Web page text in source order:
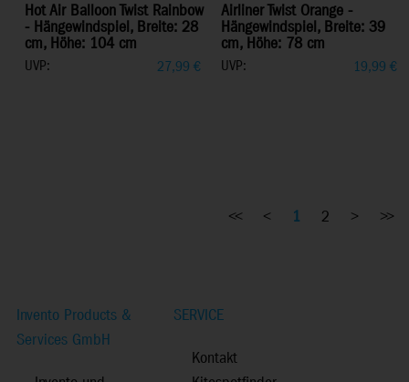
Hot Air Balloon Twist Rainbow
- Hängewindspiel, Breite: 28
cm, Höhe: 104 cm
UVP: 27,99 €
Airliner Twist Orange -
Hängewindspiel, Breite: 39
cm, Höhe: 78 cm
UVP: 19,99 €
<< < 1 2 > >>
Invento Products &
Services GmbH
SERVICE
Kontakt